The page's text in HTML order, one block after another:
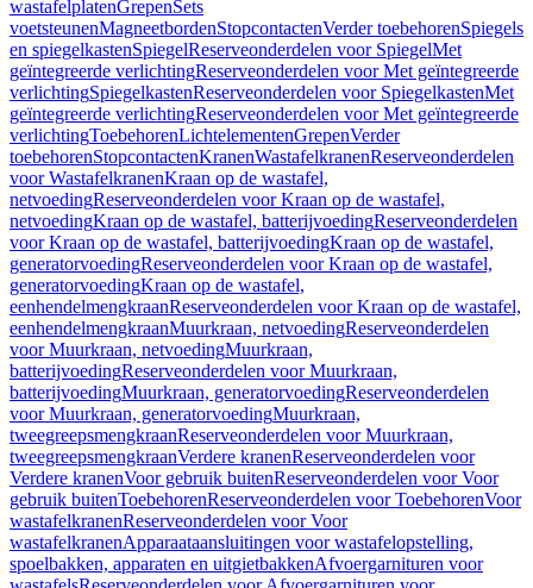
wastafelplatenGrepenSets
voetsteunenMagneetbordenStopcontactenVerder toebehorenSpiegels
en spiegelkastenSpiegelReserveonderdelen voor SpiegelMet
geïntegreerde verlichtingReserveonderdelen voor Met geïntegreerde
verlichtingSpiegelkastenReserveonderdelen voor SpiegelkastenMet
geïntegreerde verlichtingReserveonderdelen voor Met geïntegreerde
verlichtingToebehorenLichtelementenGrepenVerder
toebehorenStopcontactenKranenWastafelkranenReserveonderdelen
voor WastafelkranenKraan op de wastafel,
netvoedingReserveonderdelen voor Kraan op de wastafel,
netvoedingKraan op de wastafel, batterijvoedingReserveonderdelen
voor Kraan op de wastafel, batterijvoedingKraan op de wastafel,
generatorvoedingReserveonderdelen voor Kraan op de wastafel,
generatorvoedingKraan op de wastafel,
eenhendelmengkraanReserveonderdelen voor Kraan op de wastafel,
eenhendelmengkraanMuurkraan, netvoedingReserveonderdelen
voor Muurkraan, netvoedingMuurkraan,
batterijvoedingReserveonderdelen voor Muurkraan,
batterijvoedingMuurkraan, generatorvoedingReserveonderdelen
voor Muurkraan, generatorvoedingMuurkraan,
tweegreepsmengkraanReserveonderdelen voor Muurkraan,
tweegreepsmengkraanVerdere kranenReserveonderdelen voor
Verdere kranenVoor gebruik buitenReserveonderdelen voor Voor
gebruik buitenToebehorenReserveonderdelen voor ToebehorenVoor
wastafelkranenReserveonderdelen voor Voor
wastafelkranenApparaataansluitingen voor wastafelopstelling,
spoelbakken, apparaten en uitgietbakkenAfvoergarnituren voor